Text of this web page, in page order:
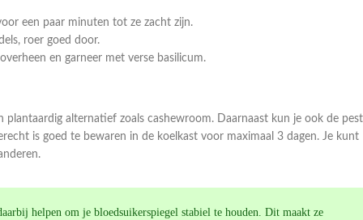
een paar minuten tot ze zacht zijn.
roer goed door.
en garneer met verse basilicum.
alternatief zoals cashewroom. Daarnaast kun je ook de
is goed te bewaren in de koelkast voor maximaal 3 dagen. Je kunt
helpen om je bloedsuikerspiegel stabiel te houden. Dit maakt ze